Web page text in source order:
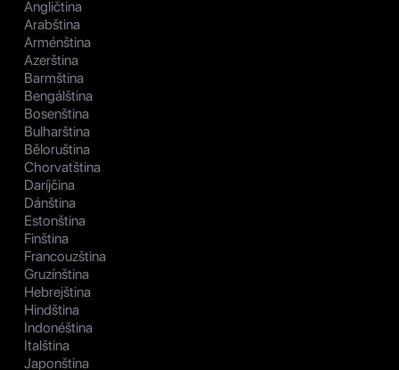
Angličtina
Arabština
Arménština
Azerština
Barmština
Bengálština
Bosenština
Bulharština
Běloruština
Chorvatština
Daríjčina
Dánština
Estonština
Finština
Francouzština
Gruzínština
Hebrejština
Hindština
Indonéština
Italština
Japonština